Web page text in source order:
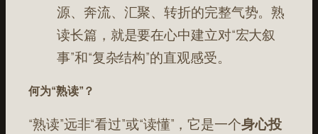
源、奔流、汇聚、转折的完整气势。熟
读长篇，就是要在心中建立对“宏大叙
事”和“复杂结构”的直观感受。
何为“熟读”？
“熟读”远非“看过”或“读懂”，它是一个身心投